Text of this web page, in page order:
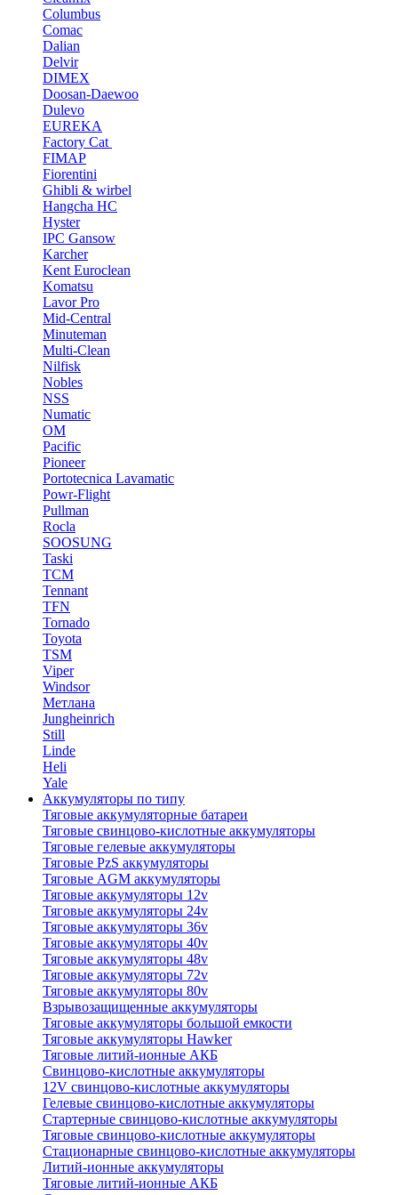
Columbus
Comac
Dalian
Delvir
DIMEX
Doosan-Daewoo
Dulevo
EUREKA
Factory Cat
FIMAP
Fiorentini
Ghibli & wirbel
Hangcha HC
Hyster
IPC Gansow
Karcher
Kent Euroclean
Komatsu
Lavor Pro
Mid-Central
Minuteman
Multi-Clean
Nilfisk
Nobles
NSS
Numatic
OM
Pacific
Pioneer
Portotecnica Lavamatic
Powr-Flight
Pullman
Rocla
SOOSUNG
Taski
TCM
Tennant
TFN
Tornado
Toyota
TSM
Viper
Windsor
Метлана
Jungheinrich
Still
Linde
Heli
Yale
Аккумуляторы по типу
Тяговые аккумуляторные батареи
Тяговые свинцово-кислотные аккумуляторы
Тяговые гелевые аккумуляторы
Тяговые PzS аккумуляторы
Тяговые AGM аккумуляторы
Тяговые аккумуляторы 12v
Тяговые аккумуляторы 24v
Тяговые аккумуляторы 36v
Тяговые аккумуляторы 40v
Тяговые аккумуляторы 48v
Тяговые аккумуляторы 72v
Тяговые аккумуляторы 80v
Взрывозащищенные аккумуляторы
Тяговые аккумуляторы большой емкости
Тяговые аккумуляторы Hawker
Тяговые литий-ионные АКБ
Свинцово-кислотные аккумуляторы
12V свинцово-кислотные аккумуляторы
Гелевые свинцово-кислотные аккумуляторы
Стартерные свинцово-кислотные аккумуляторы
Тяговые свинцово-кислотные аккумуляторы
Стационарные свинцово-кислотные аккумуляторы
Литий-ионные аккумуляторы
Тяговые литий-ионные АКБ